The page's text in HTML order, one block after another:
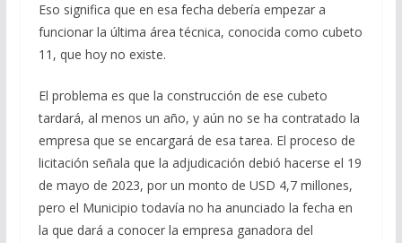
Eso significa que en esa fecha debería empezar a
funcionar la última área técnica, conocida como cubeto
11, que hoy no existe.
El problema es que la construcción de ese cubeto
tardará, al menos un año, y aún no se ha contratado la
empresa que se encargará de esa tarea. El proceso de
licitación señala que la adjudicación debió hacerse el 19
de mayo de 2023, por un monto de USD 4,7 millones,
pero el Municipio todavía no ha anunciado la fecha en
la que dará a conocer la empresa ganadora del